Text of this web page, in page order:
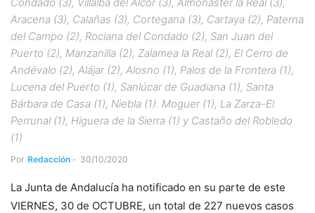
Aracena (3), Calañas (3), Cortegana (3), Cartaya (2), Paterna
del Campo (2), Rociana del Condado (2), San Juan del
Puerto (2), Manzanilla (2), Zalamea la Real (2), El Cerro de
Andévalo (2), Alájar (2), Alosno (1), Palos de la Frontera (1),
Lucena del Puerto (1), Sanlúcar de Guadiana (1), Santa
Bárbara de Casa (1), Niebla (1). Moguer (1), La Zarza-El
Perrunal (1), Higuera de la Sierra (1) y Castaño del Robledo
(1)
Por Redacción - 30/10/2020
La Junta de Andalucía ha notificado en su parte de este
VIERNES, 30 de OCTUBRE, un total de 227 nuevos casos